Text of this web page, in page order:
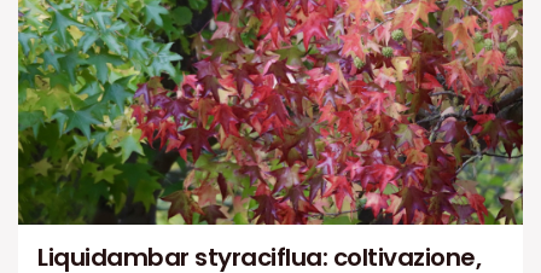
Liquidambar styraciflua: coltivazione,